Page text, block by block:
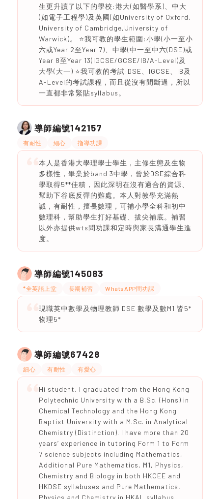
生更升讀了以下的學校:港大(如醫學系)、中大
(如電子工程學)及英國(如University of Oxford,
University of Cambridge,University of
Warwick)。 ⭐️我可教的學生範圍:小學(小一至小
六或Year 2至Year 7)、中學(中一至中六(DSE)或
Year 8至Year 13(IGCSE/GCSE/IB/A-Level)及
大學(大一) ⭐️我可教的考試:DSE、IGCSE、IB及
A-Level的考試課程，而且從沒有間斷過，所以
一直都非常緊貼syllabus。
導師編號142157
有耐性 細心 指導功課
本人是香港大學理學士學生，主修生態及生物
多樣性，畢業於band 3中學，曾於DSE綜合科
學取得5**佳積，因此深明在沒有適合的資源、
幫助下谷底反彈的難處。本人對教學充滿熱
誠，有耐性，擅長數理，可補小學全科和初中
數理科，幫助學生打好基礎、拔尖補底。補習
以外亦提供wts問功課和定時與家長溝通學生進
度。
導師編號145083
*全英語上堂 長期補習 WhatsAPP問功課
現職英中數學及物理教師 DSE 數學及數M1 皆5*
物理5*
導師編號67428
細心 有耐性 有愛心
Hi student, I graduated from the Hong Kong
Polytechnic University with a B.Sc. (Hons) in
Chemical Technology and the Hong Kong
Baptist University with a M.Sc. in Analytical
Chemistry (Distinction). I have more than 20
years’ experience in tutoring Form 1 to Form
7 science subjects including Mathematics,
Additional Pure Mathematics, M1, Physics,
Chemistry and Biology in both HKCEE and
HKDSE syllabuses and Pure Mathematics,
Physics and Chemistry in HKAL syllabus. I